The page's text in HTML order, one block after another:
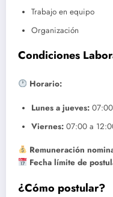
Trabajo en equipo
Organización
Condiciones
Horario:
Lunes a jueves:
Viernes: 07:00 a
Remuneración
Fecha límite de
¿Cómo postular?